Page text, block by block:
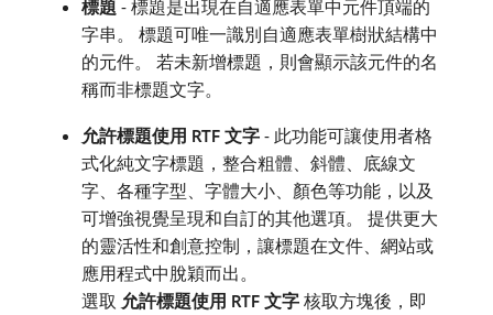
標題 - 標題是出現在自適應表單中元件頂端的
字串。 標題可唯一識別自適應表單樹狀結構中
的元件。 若未新增標題，則會顯示該元件的名
稱而非標題文字。
允許標題使用 RTF 文字 - 此功能可讓使用者格
式化純文字標題，整合粗體、斜體、底線文
字、各種字型、字體大小、顏色等功能，以及
可增強視覺呈現和自訂的其他選項。 提供更大
的靈活性和創意控制，讓標題在文件、網站或
應用程式中脫穎而出。
選取​ 允許標題使用 RTF 文字 ​核取方塊後，即